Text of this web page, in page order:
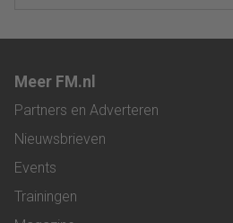
Meer FM.nl
Partners en Adverteren
Nieuwsbrieven
Events
Trainingen